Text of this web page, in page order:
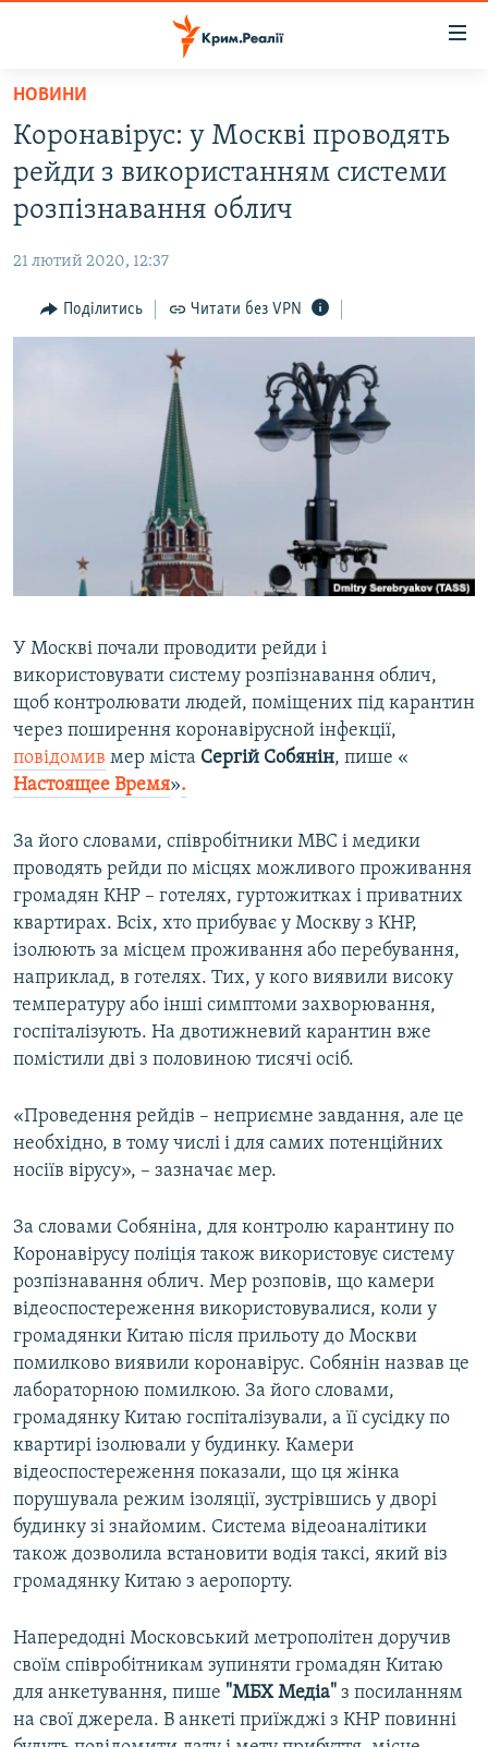
Перейти
основного
матеріалу
Перейти
до
основної
Перейти
до
ВОДА.КРИМ
ВІДЕО ТА ФОТО
БЛОГИ
ПОГЛЯД
ВІДЕОУРОКИ «ELIFBE»
СВІДЧЕННЯ ОКУПАЦІЇ
УКРАЇНСЬКА ПРОБЛЕМА КРИМУ
ЯК ОБІЙТИ БЛОКУВАННЯ
Qırımtatar
Усі сайти RFE/RL
НОВИНИ
Коронавірус: у Москві проводять
рейди з використанням системи
розпізнавання облич
21 лютий 2020, 12:37
Поділитись Читати без VPN
У Москві почали проводити рейди і
використовувати систему розпізнавання облич,
щоб контролювати людей, поміщених під карантин
через поширення коронавірусной інфекції,
повідомив мер міста Сергій Собянін, пише «​
Настоящее Время»​.
За його словами, співробітники МВС і медики
проводять рейди по місцях можливого проживання
громадян КНР – готелях, гуртожитках і приватних
квартирах. Всіх, хто прибуває у Москву з КНР,
ізолюють за місцем проживання або перебування,
наприклад, в готелях. Тих, у кого виявили високу
температуру або інші симптоми захворювання,
госпіталізують. На двотижневий карантин вже
помістили дві з половиною тисячі осіб.
«Проведення рейдів – неприємне завдання, але це
необхідно, в тому числі і для самих потенційних
носіїв вірусу», – зазначає мер.
За словами Собяніна, для контролю карантину по
Коронавірусу поліція також використовує систему
розпізнавання облич. Мер розповів, що камери
відеоспостереження використовувалися, коли у
громадянки Китаю після прильоту до Москви
помилково виявили коронавірус. Собянін назвав це
лабораторною помилкою. За його словами,
громадянку Китаю госпіталізували, а її сусідку по
квартирі ізолювали у будинку. Камери
відеоспостереження показали, що ця жінка
порушувала режим ізоляції, зустрівшись у дворі
будинку зі знайомим. Система відеоаналітики
також дозволила встановити водія таксі, який віз
громадянку Китаю з аеропорту.
Напередодні Московський метрополітен доручив
своїм співробітникам зупиняти громадян Китаю
для анкетування, пише "МБХ Медіа" з посиланням
на свої джерела. В анкеті приїжджі з КНР повинні